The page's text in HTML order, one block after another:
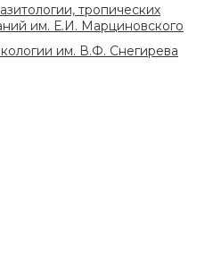
тропических
им. Е.И. Марциновского
им. В.Ф. Снегирева